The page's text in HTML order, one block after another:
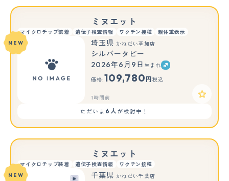
ミヌエット
マイクロチップ装着 遺伝子検査情報 ワクチン接種
親体重表示
NEW
埼玉県 かねだい草加店
シルバータビー
2026年6月9日 生まれ
価格:109,780 円 税込
1時間前
ただいま 6人が検討中！
ミヌエット
マイクロチップ装着 遺伝子検査情報
ワクチン接種
NEW
千葉県 かねだい千葉店